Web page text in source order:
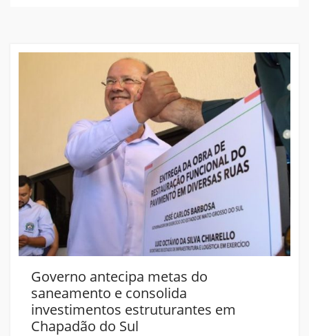
Governo antecipa metas do
saneamento e consolida
investimentos estruturantes em
Chapadão do Sul